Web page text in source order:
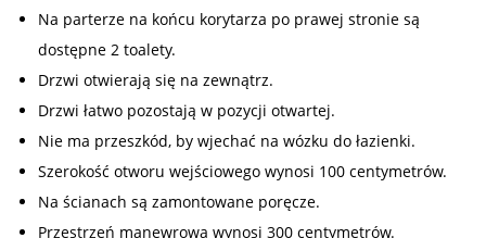
Na parterze na końcu korytarza po prawej stronie są
dostępne 2 toalety.
Drzwi otwierają się na zewnątrz.
Drzwi łatwo pozostają w pozycji otwartej.
Nie ma przeszkód, by wjechać na wózku do łazienki.
Szerokość otworu wejściowego wynosi 100 centymetrów.
Na ścianach są zamontowane poręcze.
Przestrzeń manewrowa wynosi 300 centymetrów.